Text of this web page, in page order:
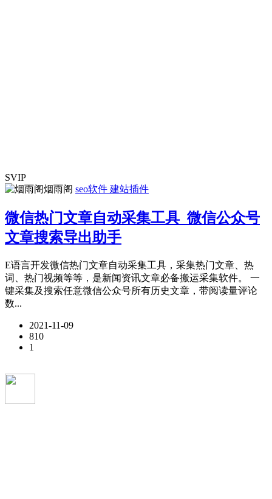
SVIP
烟雨阁 seo软件 建站插件
微信热门文章自动采集工具_微信公众号
文章搜索导出助手
E语言开发微信热门文章自动采集工具，采集热门文章、热
词、热门视频等等，是新闻资讯文章必备搬运采集软件。 一
键采集及搜索任意微信公众号所有历史文章，带阅读量评论
数...
2021-11-09
810
1